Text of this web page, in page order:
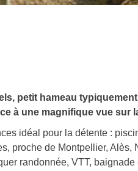
petit hameau
à une magnifique vue sur
idéal pour la détente :
proche de Montpellier,
randonnée, VTT,